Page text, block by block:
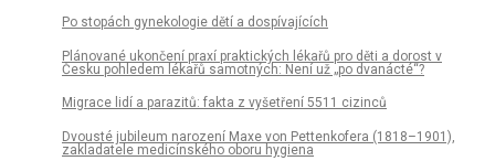
Po stopách gynekologie dětí a dospívajících
Plánované ukončení praxí praktických lékařů pro děti a dorost v
Česku pohledem lékařů samotných: Není už „po dvanácté“?
Migrace lidí a parazitů: fakta z vyšetření 5511 cizinců
Dvousté jubileum narození Maxe von Pettenkofera (1818–1901),
zakladatele medicínského oboru hygiena